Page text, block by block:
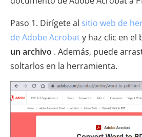
Paso 1. Dirígete al sitio web de
de Adobe Acrobaty haz clic en el
un archivo . Además, puede
soltarlos en la herramienta.